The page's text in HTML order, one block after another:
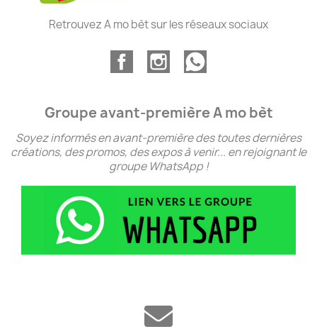
Retrouvez A mo bèt sur les réseaux sociaux
Groupe avant-première A mo bèt
Soyez informés en avant-première des toutes dernières
créations, des promos, des expos à venir... en rejoignant le
groupe WhatsApp !